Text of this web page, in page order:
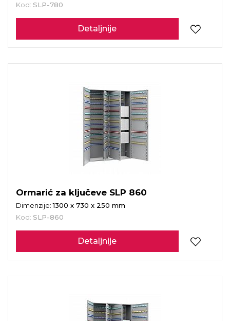
Kod: SLP-780
Detaljnije
Ormarić za ključeve SLP 860
Dimenzije:1300 x 730 x 250 mm
Kod: SLP-860
Detaljnije